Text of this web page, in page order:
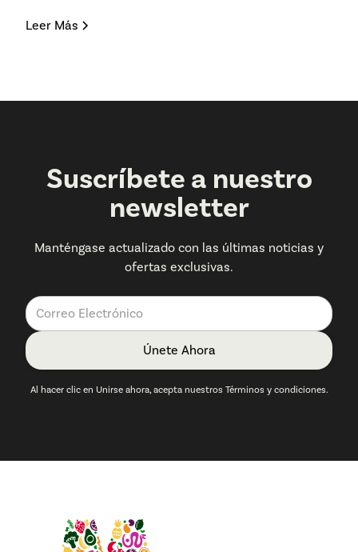
Leer Más
Suscríbete a nuestro
newsletter
Manténgase actualizado con las últimas noticias y
ofertas exclusivas.
Al hacer clic en Unirse ahora, acepta nuestros Términos y condiciones.